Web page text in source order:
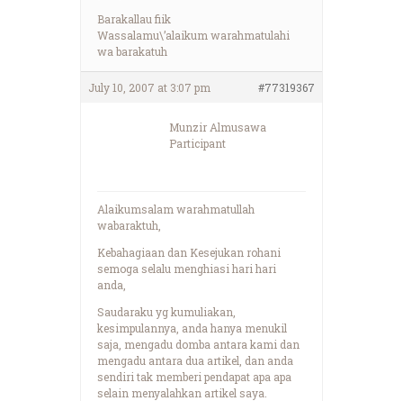
Barakallau fiik
Wassalamu\’alaikum warahmatulahi
wa barakatuh
July 10, 2007 at 3:07 pm #77319367
Munzir Almusawa
Participant
Alaikumsalam warahmatullah
wabaraktuh,
Kebahagiaan dan Kesejukan rohani
semoga selalu menghiasi hari hari
anda,
Saudaraku yg kumuliakan,
kesimpulannya, anda hanya menukil
saja, mengadu domba antara kami dan
mengadu antara dua artikel, dan anda
sendiri tak memberi pendapat apa apa
selain menyalahkan artikel saya.